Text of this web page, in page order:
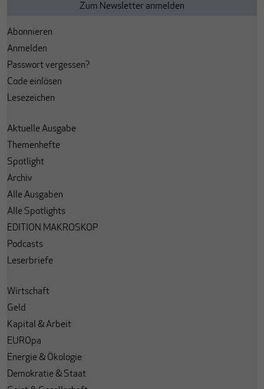
Abonnieren
Anmelden
Passwort vergessen?
Code einlösen
Lesezeichen
Aktuelle Ausgabe
Themenhefte
Spotlight
Archiv
Alle Ausgaben
Alle Spotlights
EDITION MAKROSKOP
Podcasts
Leserbriefe
Wirtschaft
Geld
Kapital & Arbeit
EUROpa
Energie & Ökologie
Demokratie & Staat